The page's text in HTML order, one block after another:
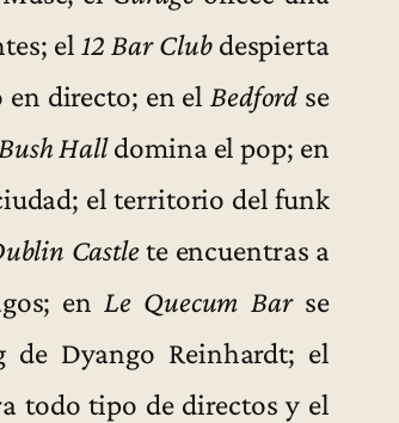
el 12 Bar Clubdespierta
directo; en el Bedfordse
Bush Halldomina el pop; en
el territorio del funk
Castlete encuentras a
en Le Quecum Barse
Dyango Reinhardt; el
todo tipo de directos y el